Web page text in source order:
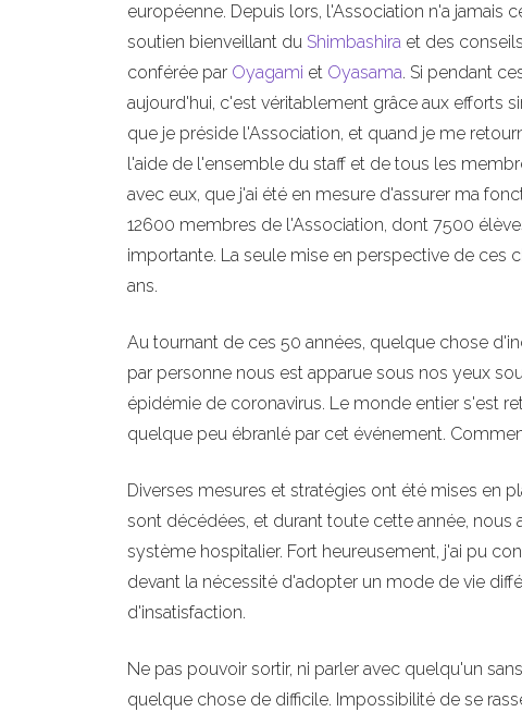
européenne. Depuis lors, l'Association n'a jamais
soutien bienveillant du Shimbashira et des
conférée par Oyagami et Oyasama. Si pendant
aujourd'hui, c'est véritablement grâce aux efforts
que je préside l'Association, et quand je me
l'aide de l'ensemble du staff et de tous les
avec eux, que j'ai été en mesure d'assurer ma
12600 membres de l'Association, dont 7500
importante. La seule mise en perspective de ces
ans.
Au tournant de ces 50 années, quelque chose
par personne nous est apparue sous nos yeux
épidémie de coronavirus. Le monde entier s'est
quelque peu ébranlé par cet événement.
Diverses mesures et stratégies ont été mises en
sont décédées, et durant toute cette année,
système hospitalier. Fort heureusement, j'ai pu
devant la nécessité d'adopter un mode de vie
d'insatisfaction.
Ne pas pouvoir sortir, ni parler avec quelqu'un
quelque chose de difficile. Impossibilité de se